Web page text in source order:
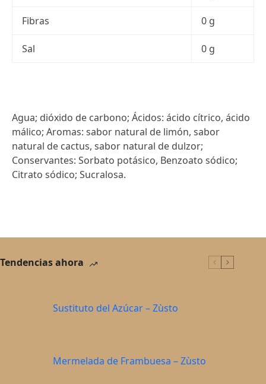
Fibras 0 g
Sal 0 g
Agua; dióxido de carbono; Ácidos: ácido cítrico, ácido
málico; Aromas: sabor natural de limón, sabor
natural de cactus, sabor natural de dulzor;
Conservantes: Sorbato potásico, Benzoato sódico;
Citrato sódico; Sucralosa.
Tendencias ahora
Sustituto del Azúcar – Zùsto
Mermelada de Frambuesa – Zùsto